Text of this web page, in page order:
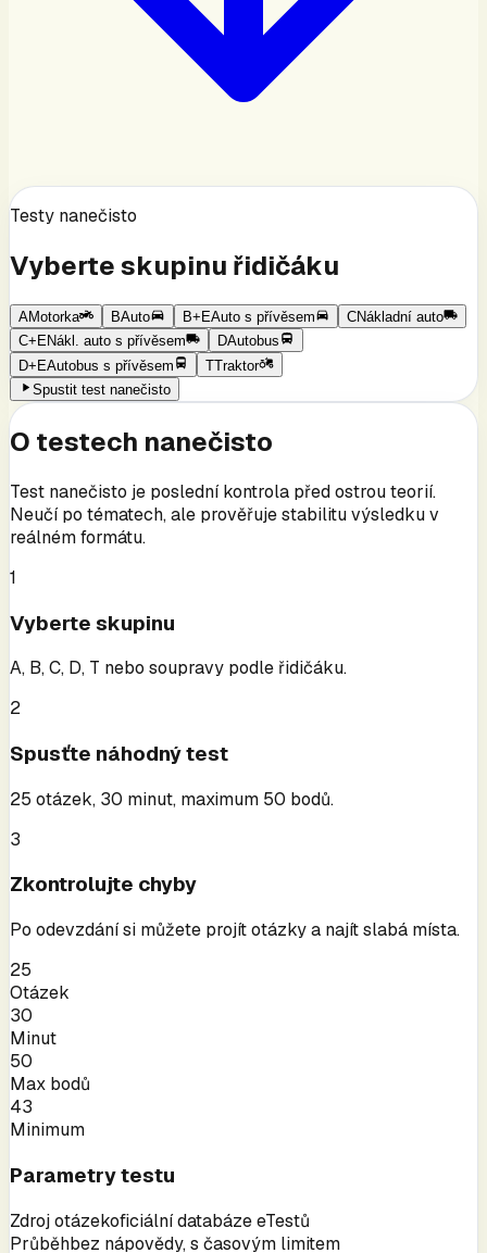
Testy nanečisto
Vyberte skupinu řidičáku
AMotorka BAuto B+EAuto s přívěsem CNákladní auto
C+ENákl. auto s přívěsem DAutobus
D+EAutobus s přívěsem TTraktor
Spustit test nanečisto
O testech nanečisto
Test nanečisto je poslední kontrola před ostrou teorií.
Neučí po tématech, ale prověřuje stabilitu výsledku v
reálném formátu.
1
Vyberte skupinu
A, B, C, D, T nebo soupravy podle řidičáku.
2
Spusťte náhodný test
25 otázek, 30 minut, maximum 50 bodů.
3
Zkontrolujte chyby
Po odevzdání si můžete projít otázky a najít slabá místa.
25
Otázek
30
Minut
50
Max bodů
43
Minimum
Parametry testu
Zdroj otázekoficiální databáze eTestů
Průběhbez nápovědy, s časovým limitem